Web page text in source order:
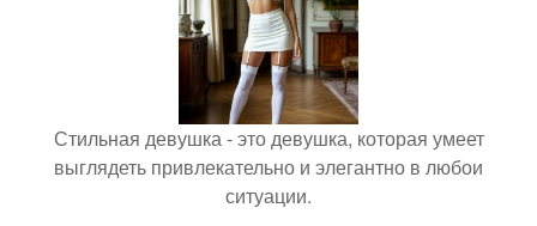
Стильная девушка - это девушка, которая умеет
выглядеть привлекательно и элегантно в любои
ситуации.